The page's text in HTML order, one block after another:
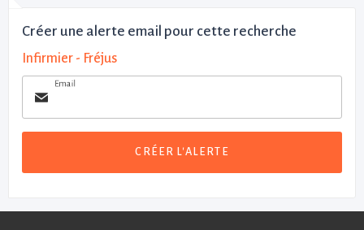
Créer une alerte email pour cette recherche
Infirmier - Fréjus
Email
CRÉER L'ALERTE